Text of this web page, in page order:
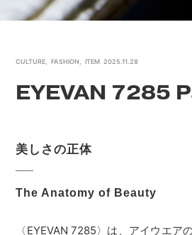
CULTURE ,FASHION ,ITEM 2025.11.28
EYEVAN 7285
美しさの正体
The Anatomy of Beauty
〈EYEVAN 7285〉は、アイウエア